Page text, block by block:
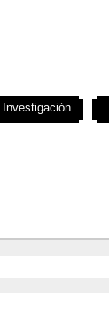
Investigación